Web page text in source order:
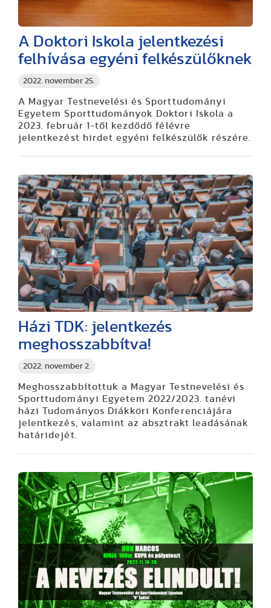
2022. november 25.
A Doktori Iskola jelentkezési
felhívása egyéni felkészülőknek
A Magyar Testnevelési és Sporttudományi
Egyetem Sporttudományok Doktori Iskola a
2023. február 1-től kezdődő félévre
jelentkezést hirdet egyéni felkészülők részére.
2022. november 2.
Házi TDK: jelentkezés
meghosszabbítva!
Meghosszabbítottuk a Magyar Testnevelési és
Sporttudományi Egyetem 2022/2023. tanévi
házi Tudományos Diákköri Konferenciájára
jelentkezés, valamint az absztrakt leadásának
határidejét.